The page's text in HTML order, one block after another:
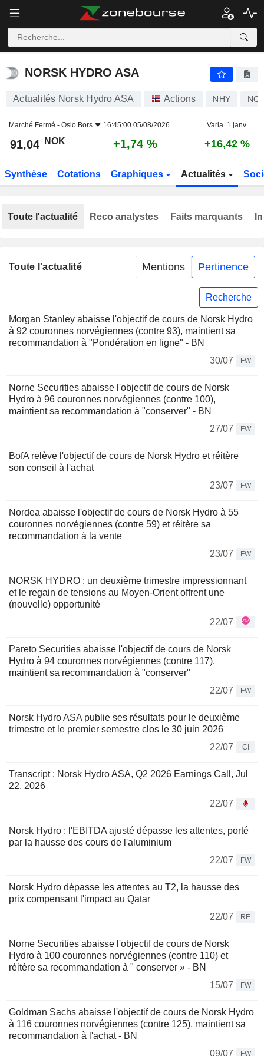
NORSK HYDRO ASA
NORSK HYDRO ASA
Actualités Norsk Hydro ASA Actions NHY
Marché Fermé - Oslo Bors 16:45:00 05/08/2026 Varia. 1 janv.
91,04 NOK +1,74 % +16,42 %
Synthèse Cotations Graphiques Actualités
Toute l'actualité Mentions Pertinence
Recherche
Morgan Stanley abaisse l'objectif de cours de Norsk Hydro
à 92 couronnes norvégiennes (contre 93), maintient sa
recommandation à "Pondération en ligne" - BN
30/07
FW
Norne Securities abaisse l'objectif de cours de Norsk
Hydro à 96 couronnes norvégiennes (contre 100),
maintient sa recommandation à "conserver" - BN
27/07
FW
BofA relève l'objectif de cours de Norsk Hydro et réitère
son conseil à l'achat
23/07
FW
Nordea abaisse l'objectif de cours de Norsk Hydro à 55
couronnes norvégiennes (contre 59) et réitère sa
recommandation à la vente
23/07
FW
NORSK HYDRO : un deuxième trimestre impressionnant
et le regain de tensions au Moyen-Orient offrent une
(nouvelle) opportunité
22/07
Pareto Securities abaisse l'objectif de cours de Norsk
Hydro à 94 couronnes norvégiennes (contre 117),
maintient sa recommandation à "conserver"
22/07
FW
Norsk Hydro ASA publie ses résultats pour le deuxième
trimestre et le premier semestre clos le 30 juin 2026
22/07
CI
Transcript : Norsk Hydro ASA, Q2 2026 Earnings Call, Jul
22, 2026
22/07
Norsk Hydro : l'EBITDA ajusté dépasse les attentes, porté
par la hausse des cours de l'aluminium
22/07
FW
Norsk Hydro dépasse les attentes au T2, la hausse des
prix compensant l'impact au Qatar
22/07
RE
Norne Securities abaisse l'objectif de cours de Norsk
Hydro à 100 couronnes norvégiennes (contre 110) et
réitère sa recommandation à " conserver » - BN
15/07
FW
Goldman Sachs abaisse l'objectif de cours de Norsk Hydro
à 116 couronnes norvégiennes (contre 125), maintient sa
recommandation à l'achat - BN
09/07
FW
Toute l'actualité Reco analystes Faits marquants